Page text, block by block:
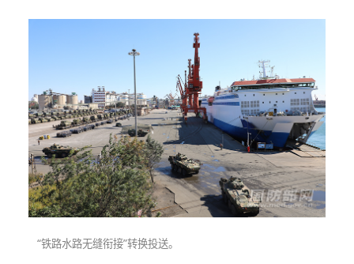
“铁路水路无缝衔接”转换投送。